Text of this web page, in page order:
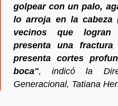
golpear con un palo,
lo arroja en la cabeza
vecinos que logran
presenta una fractura
presenta cortes
boca", indicó la
Generacional, Tatiana